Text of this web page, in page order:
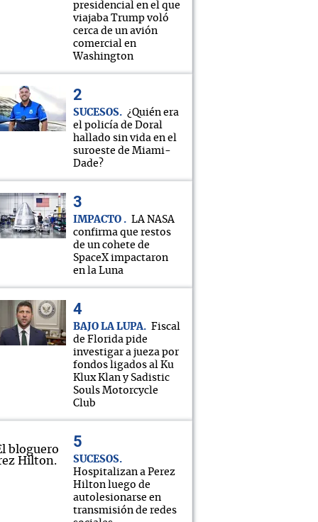
presidencial en el que
viajaba Trump voló
cerca de un avión
comercial en
Washington
SUCESOS
¿Quién era
el policía de Doral
hallado sin vida en el
suroeste de Miami-
Dade?
IMPACTO
LA NASA
confirma que restos
de un cohete de
SpaceX impactaron
en la Luna
BAJO LA LUPA
Fiscal
de Florida pide
investigar a jueza por
fondos ligados al Ku
Klux Klan y Sadistic
Souls Motorcycle
Club
SUCESOS
Hospitalizan a Perez
Hilton luego de
autolesionarse en
transmisión de redes